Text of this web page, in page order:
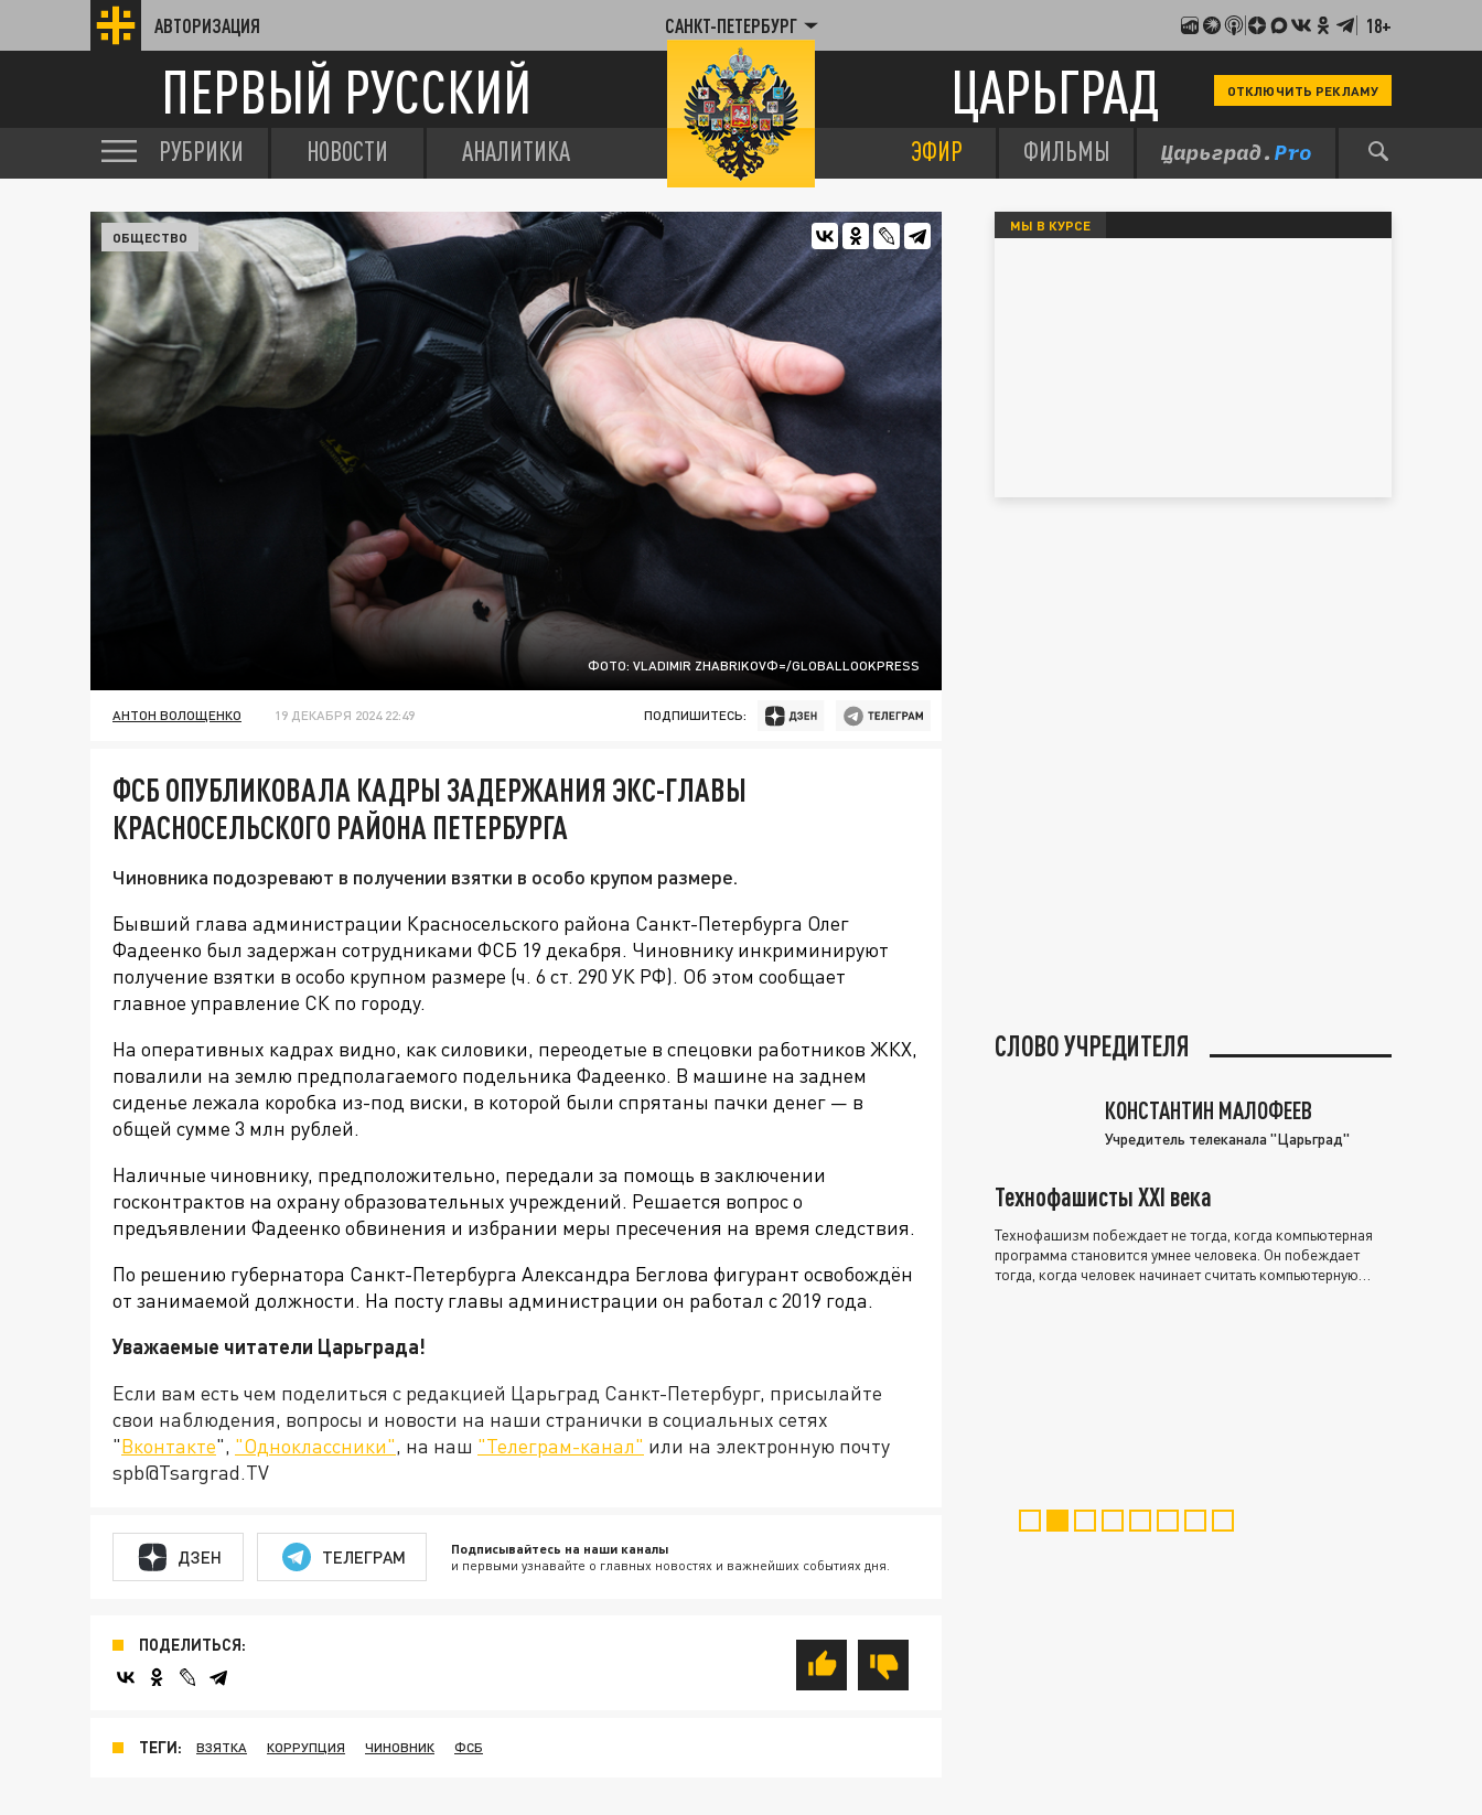
АВТОРИЗАЦИЯ САНКТ-ПЕТЕРБУРГ 18+
ПЕРВЫЙ РУССКИЙ ЦАРЬГРАД ОТКЛЮЧИТЬ РЕКЛАМУ
РУБРИКИ НОВОСТИ АНАЛИТИКА ЭФИР ФИЛЬМЫ
ФОТО: VLADIMIR ZHABRIKOVФ=/GLOBALLOOKPRESS
ОБЩЕСТВО
АНТОН ВОЛОЩЕНКО 19 ДЕКАБРЯ 2024 22:49 ПОДПИШИТЕСЬ:
ФСБ ОПУБЛИКОВАЛА КАДРЫ ЗАДЕРЖАНИЯ ЭКС-ГЛАВЫ
КРАСНОСЕЛЬСКОГО РАЙОНА ПЕТЕРБУРГА
Чиновника подозревают в получении взятки в особо крупом размере.
Бывший глава администрации Красносельского района Санкт-Петербурга Олег
Фадеенко был задержан сотрудниками ФСБ 19 декабря. Чиновнику инкриминируют
получение взятки в особо крупном размере (ч. 6 ст. 290 УК РФ). Об этом сообщает
главное управление СК по городу.
На оперативных кадрах видно, как силовики, переодетые в спецовки работников ЖКХ,
повалили на землю предполагаемого подельника Фадеенко. В машине на заднем
сиденье лежала коробка из-под виски, в которой были спрятаны пачки денег — в
общей сумме 3 млн рублей.
Наличные чиновнику, предположительно, передали за помощь в заключении
госконтрактов на охрану образовательных учреждений. Решается вопрос о
предъявлении Фадеенко обвинения и избрании меры пресечения на время следствия.
По решению губернатора Санкт-Петербурга Александра Беглова фигурант освобождён
от занимаемой должности. На посту главы администрации он работал с 2019 года.
Уважаемые читатели Царьграда!
Если вам есть чем поделиться с редакцией Царьград Санкт-Петербург, присылайте
свои наблюдения, вопросы и новости на наши странички в социальных сетях
"Вконтакте", "Одноклассники", на наш "Телеграм-канал" или на электронную почту
spb@Tsargrad.TV
ДЗЕН ТЕЛЕГРАМ Подписывайтесь на наши каналы
и первыми узнавайте о главных новостях и важнейших событиях дня.
ПОДЕЛИТЬСЯ:
ТЕГИ: ВЗЯТКА КОРРУПЦИЯ ЧИНОВНИК ФСБ
МЫ В КУРСЕ
СЛОВО УЧРЕДИТЕЛЯ
КОНСТАНТИН МАЛОФЕЕВ
Учредитель телеканала "Царьград"
Технофашисты XXI века
Технофашизм побеждает не тогда, когда компьютерная
программа становится умнее человека. Он побеждает
тогда, когда человек начинает считать компьютерную